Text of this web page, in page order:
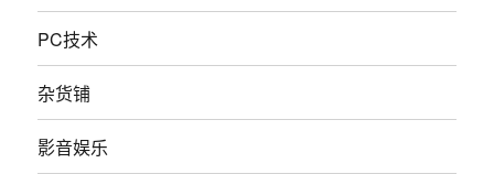
PC技术
杂货铺
影音娱乐